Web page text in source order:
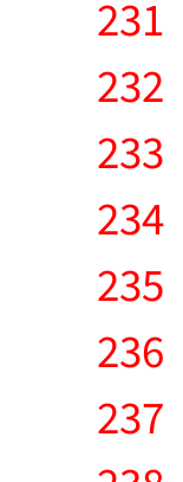
231
232
233
234
235
236
237